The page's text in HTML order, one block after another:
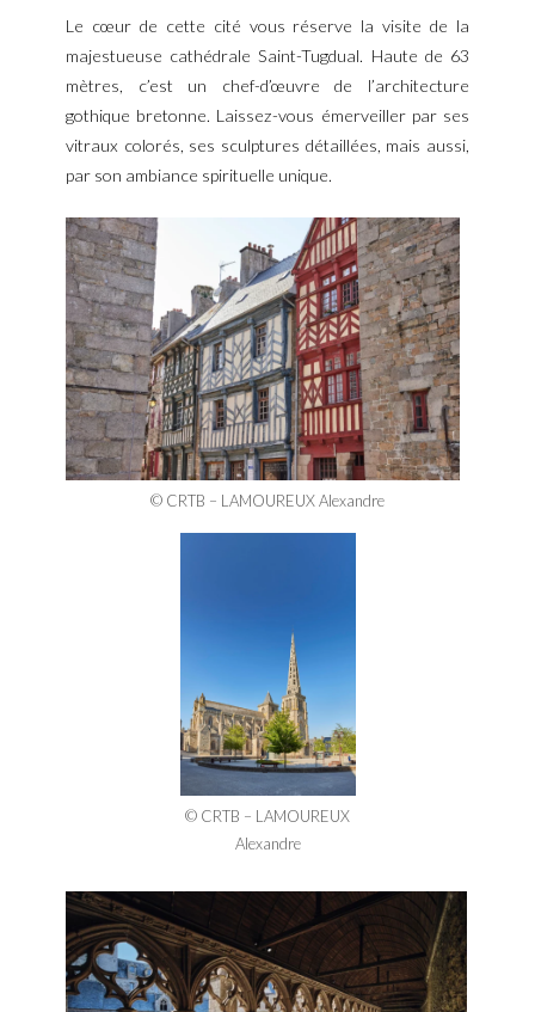
Le cœur de cette cité vous réserve la visite de la
majestueuse cathédrale Saint-Tugdual. Haute de 63
mètres, c’est un chef-d’œuvre de l’architecture
gothique bretonne. Laissez-vous émerveiller par ses
vitraux colorés, ses sculptures détaillées, mais aussi,
par son ambiance spirituelle unique.
© CRTB – LAMOUREUX Alexandre
© CRTB – LAMOUREUX
Alexandre